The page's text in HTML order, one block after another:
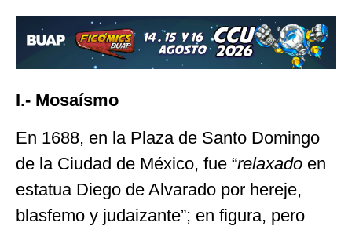
I.- Mosaísmo
En 1688, en la Plaza de Santo Domingo
de la Ciudad de México, fue “relaxado en
estatua Diego de Alvarado por hereje,
blasfemo y judaizante”; en figura, pero